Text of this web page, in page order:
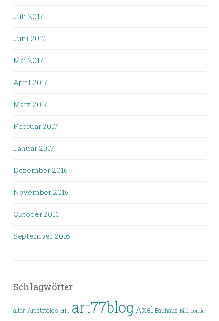
Juli 2017
Juni 2017
Mai 2017
April 2017
März 2017
Februar 2017
Januar 2017
Dezember 2016
November 2016
Oktober 2016
September 2016
Schlagwörter
alter Aristoteles art art77blogAxel Bauhaus Bild comic